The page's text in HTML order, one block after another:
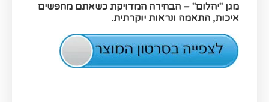
מגן "יהלום" – הבחירה המדויקת כשאתם מחפשים
איכות, התאמה ונראות יוקרתית.